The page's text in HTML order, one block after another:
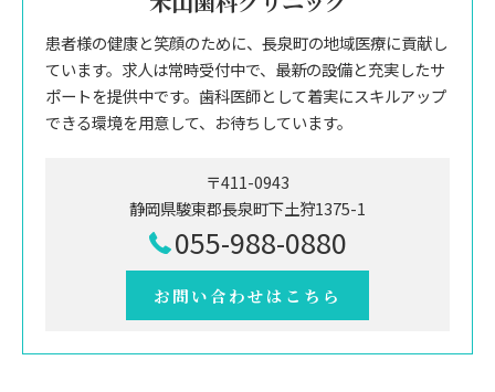
患者様の健康と笑顔のために、長泉町の地域医療に貢献し
ています。求人は常時受付中で、最新の設備と充実したサ
ポートを提供中です。歯科医師として着実にスキルアップ
できる環境を用意して、お待ちしています。
〒411-0943
静岡県駿東郡長泉町下土狩1375-1
055-988-0880
お問い合わせはこちら